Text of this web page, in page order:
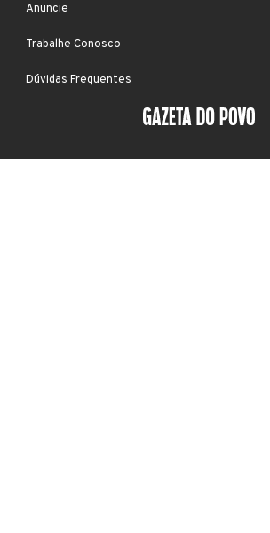
Anuncie
Trabalhe Conosco
Dúvidas Frequentes